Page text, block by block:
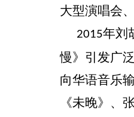
大型演唱会
2015年刘
慢》引发广
向华语音乐
《未晚》、